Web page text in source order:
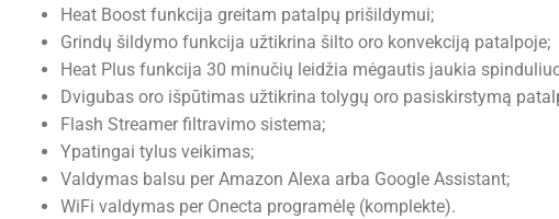
Heat Boost funkcija greitam patalpų prišildymui;
Grindų šildymo funkcija užtikrina šilto oro konvekciją patalpoje;
Heat Plus funkcija 30 minučių leidžia mėgautis jaukia
Dvigubas oro išpūtimas užtikrina tolygų oro pasiskirstymą
Flash Streamer filtravimo sistema;
Ypatingai tylus veikimas;
Valdymas balsu per Amazon Alexa arba Google Assistant;
WiFi valdymas per Onecta programėlę (komplekte).